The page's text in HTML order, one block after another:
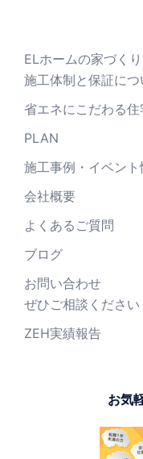
ELホームの家づくり
施工体制と保証につ
省エネにこだわる
PLAN
施工事例・イベント
会社概要
よくあるご質問
ブログ
お問い合わせ
ぜひご相談ください
ZEH実績報告
お気